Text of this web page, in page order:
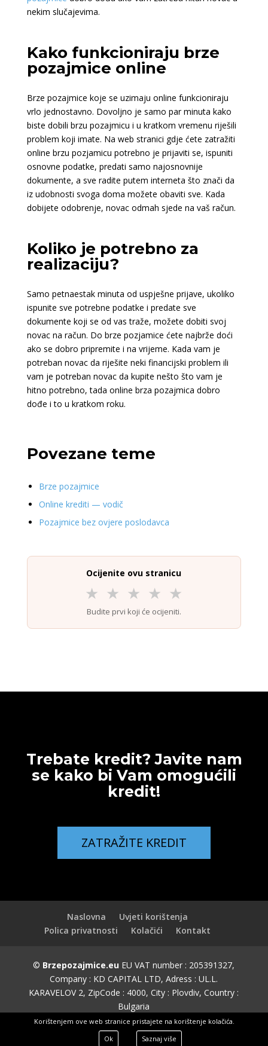
nekim slučajevima.
Kako funkcioniraju brze
pozajmice online
Brze pozajmice koje se uzimaju online funkcioniraju
vrlo jednostavno. Dovoljno je samo par minuta kako
biste dobili brzu pozajmicu i u kratkom vremenu riješili
problem koji imate. Na web stranici gdje ćete zatražiti
online brzu pozjamicu potrebno je prijaviti se, ispuniti
osnovne podatke, predati samo najosnovnije
dokumente, a sve radite putem interneta što znači da
iz udobnosti svoga doma možete obaviti sve. Kada
dobijete odobrenje, novac odmah sjede na vaš račun.
Koliko je potrebno za
realizaciju?
Samo petnaestak minuta od uspješne prijave, ukoliko
ispunite sve potrebne podatke i predate sve
dokumente koji se od vas traže, možete dobiti svoj
novac na račun. Do brze pozjamice ćete najbrže doći
ako se dobro pripremite i na vrijeme. Kada vam je
potreban novac da riješite neki financijski problem ili
vam je potreban novac da kupite nešto što vam je
hitno potrebno, tada online brza pozajmica dobro
dođe i to u kratkom roku.
Povezane teme
Brze pozajmice
Online krediti — vodič
Pozajmice bez ovjere poslodavca
Ocijenite ovu stranicu
★ ★ ★ ★ ★
Budite prvi koji će ocijeniti.
Trebate kredit? Javite nam
se kako bi Vam omogućili
kredit!
ZATRAŽITE KREDIT
Naslovna
Uvjeti korištenja
Polica privatnosti
Kolačići Kontakt
© Brzepozajmice.eu EU VAT number : 205391327,
Company : KD CAPITAL LTD, Adress : UL.L.
KARAVELOV 2, ZipCode : 4000, City : Plovdiv, Country :
Bulgaria
Partnerski portali:banka.hr|zajam.eu|
pozajmica.eu
Korištenjem ove web stranice pristajete na korištenje kolačića.
Ok
Saznaj više